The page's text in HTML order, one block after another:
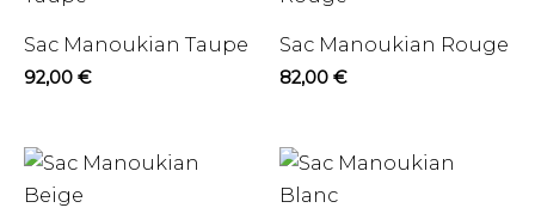
Sac Manoukian Taupe
92,00 €
Sac Manoukian Rouge
82,00 €